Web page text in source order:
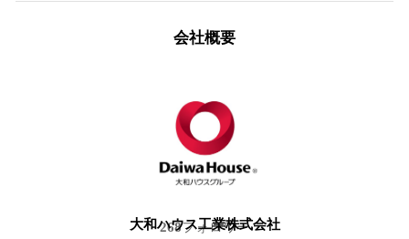
会社概要
大和ハウス工業株式会社
268フォロワー